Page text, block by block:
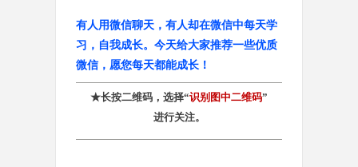
有人用微信聊天，有人却在微信中每天学
习，自我成长。今天给大家推荐一些优质
微信，愿您每天都能成长！
★长按二维码，选择“识别图中二维码”
进行关注。